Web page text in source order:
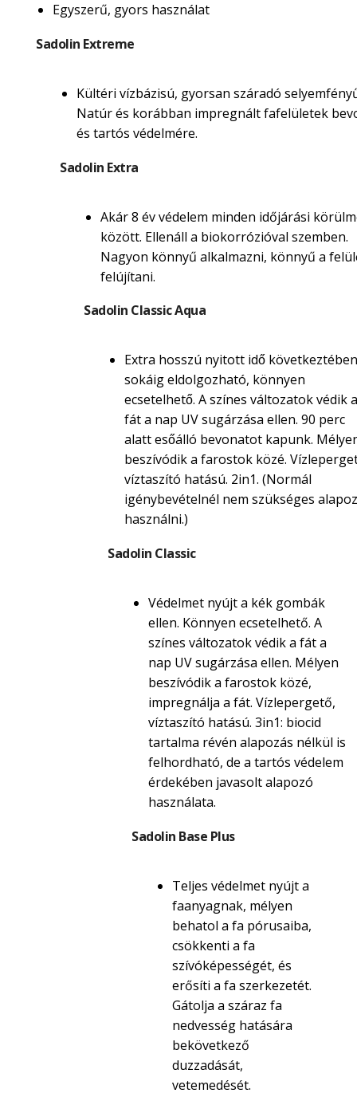
Egyszerű, gyors használat
Sadolin Extreme
Kültéri vízbázisú, gyorsan száradó
Natúr és korábban impregnált fafelületek
és tartós védelmére.
Sadolin Extra
Akár 8 év védelem minden időjárási
között. Ellenáll a biokorrózióval szemben.
Nagyon könnyű alkalmazni, könnyű a
felújítani.
Sadolin Classic Aqua
Extra hosszú nyitott idő következtében
sokáig eldolgozható, könnyen
ecsetelhető. A színes változatok védik a
fát a nap UV sugárzása ellen. 90 perc
alatt esőálló bevonatot kapunk.
beszívódik a farostok közé.
víztaszító hatású. 2in1. (Normál
igénybevételnél nem szükséges
használni.)
Sadolin Classic
Védelmet nyújt a kék gombák
ellen. Könnyen ecsetelhető. A
színes változatok védik a fát a
nap UV sugárzása ellen. Mélyen
beszívódik a farostok közé,
impregnálja a fát. Vízlepergető,
víztaszító hatású. 3in1: biocid
tartalma révén alapozás nélkül is
felhordható, de a tartós védelem
érdekében javasolt alapozó
használata.
Sadolin Base Plus
Teljes védelmet nyújt a
faanyagnak, mélyen
behatol a fa pórusaiba,
csökkenti a fa
szívóképességét, és
erősíti a fa szerkezetét.
Gátolja a száraz fa
nedvesség hatására
bekövetkező
duzzadását,
vetemedését.